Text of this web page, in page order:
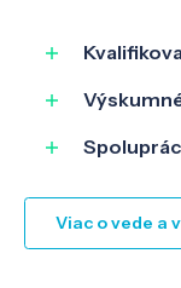
Viac o vede a